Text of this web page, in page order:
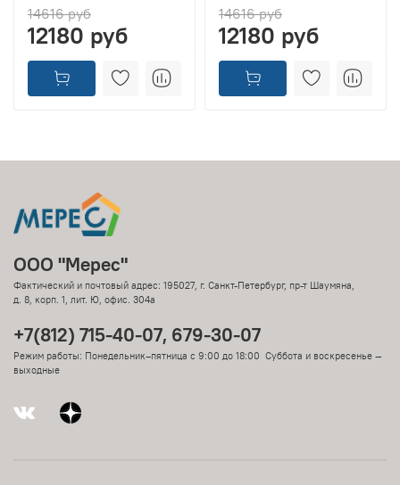
14616 руб
12180 руб
14616 руб
12180 руб
ООО "Мерес"
Фактический и почтовый адрес: 195027, г. Санкт-Петербург, пр-т Шаумяна,
д. 8, корп. 1, лит. Ю, офис. 304а
+7(812) 715-40-07, 679-30-07
Режим работы: Понедельник–пятница с 9:00 до 18:00 Суббота и воскресенье —
выходные